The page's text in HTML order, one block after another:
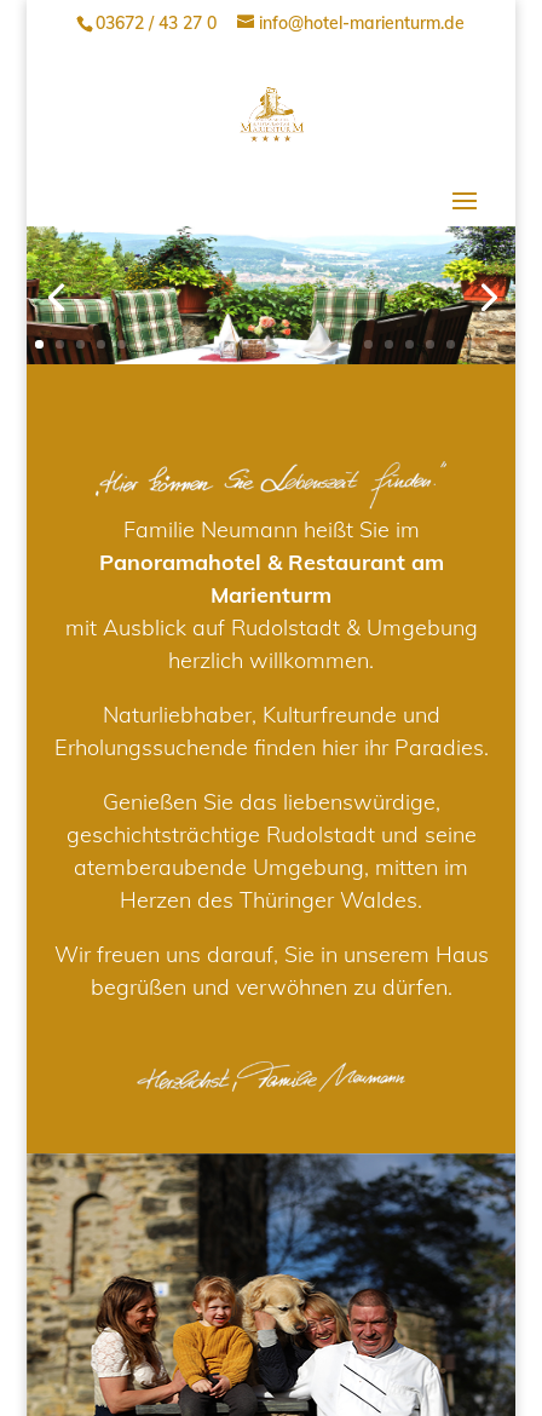
03672 / 43 27 0 info@hotel-marienturm.de
Familie Neumann heißt Sie im
Panoramahotel & Restaurant am
Marienturm
mit Ausblick auf Rudolstadt & Umgebung
herzlich willkommen.
Naturliebhaber, Kulturfreunde und
Erholungssuchende finden hier ihr Paradies.
Genießen Sie das liebenswürdige,
geschichtsträchtige Rudolstadt und seine
atemberaubende Umgebung, mitten im
Herzen des Thüringer Waldes.
Wir freuen uns darauf, Sie in unserem Haus
begrüßen und verwöhnen zu dürfen.